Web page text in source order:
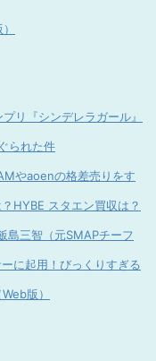
リ『シンデレラガール』
られた件
やaoenの格差売りをす
HYBE スタエン買収は？
島三智（元SMAPチーフ
に起用！びっくりすぎる
版）